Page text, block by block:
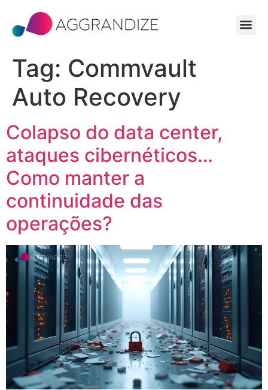
Tag: Commvault
Auto Recovery
Colapso do data center,
ataques cibernéticos…
Como manter a
continuidade das
operações?